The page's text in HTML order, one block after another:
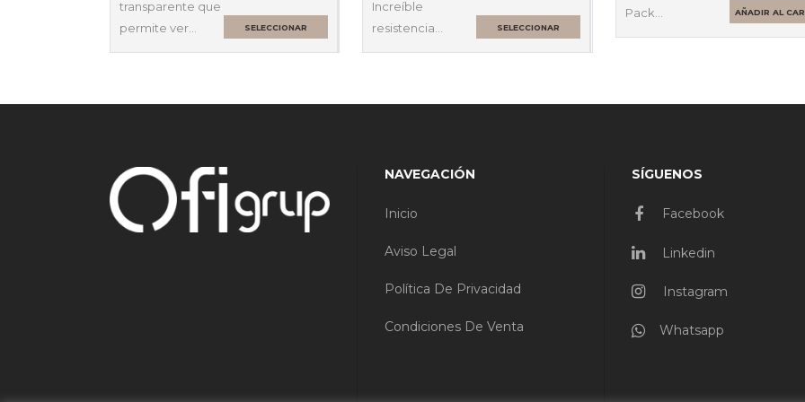
transparente que
permite ver…
SELECCIONAR
Increíble
resistencia…
SELECCIONAR
Pack…
AÑADIR AL
NAVEGACIÓN
Inicio
Aviso Legal
Política De Privacidad
Condiciones De Venta
SÍGUENOS
Facebook
Linkedin
Instagram
Whatsapp